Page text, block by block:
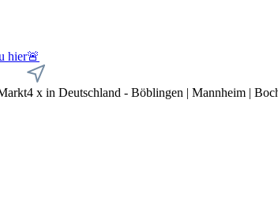
hier🚨
4 x in Deutschland - Böblingen | Mannheim |